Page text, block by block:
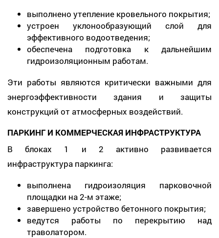
выполнено утепление кровельного покрытия;
устроен уклонообразующий слой для
эффективного водоотведения;
обеспечена подготовка к дальнейшим
гидроизоляционным работам.
Эти работы являются критически важными для
энергоэффективности здания и защиты
конструкций от атмосферных воздействий.
ПАРКИНГ И КОММЕРЧЕСКАЯ ИНФРАСТРУКТУРА
В блоках 1 и 2 активно развивается
инфраструктура паркинга:
выполнена гидроизоляция парковочной
площадки на 2-м этаже;
завершено устройство бетонного покрытия;
ведутся работы по перекрытию над
траволатором.